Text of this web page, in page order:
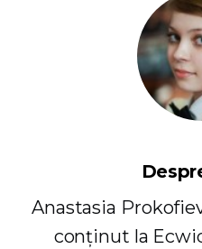
Anastasia
conținut la